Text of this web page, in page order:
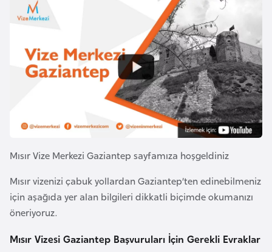
Mısır Vize Merkezi Gaziantep sayfamıza hoşgeldiniz
Mısır vizenizi çabuk yollardan Gaziantep’ten edinebilmeniz
için aşağıda yer alan bilgileri dikkatli biçimde okumanızı
öneriyoruz.
Mısır Vizesi Gaziantep Başvuruları İçin Gerekli Evraklar
a
c
n
B
a